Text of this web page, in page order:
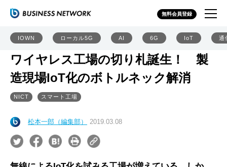
無料会員登録
IOWN ローカル5G AI 6G IoT 通
ワイヤレス工場の切り札誕生！ 製
造現場IoT化のボトルネック解消
NICT スマート工場
松本一郎（編集部） 2019.03.08